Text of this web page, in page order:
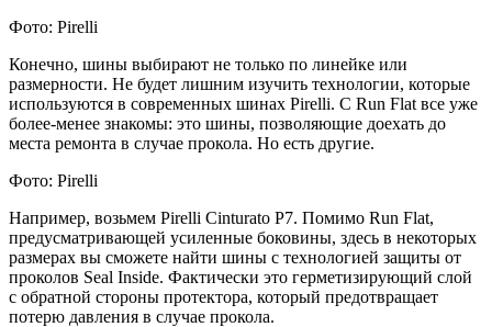
Фото: Pirelli
Конечно, шины выбирают не только по линейке или
размерности. Не будет лишним изучить технологии, которые
используются в современных шинах Pirelli. C Run Flat все уже
более-менее знакомы: это шины, позволяющие доехать до
места ремонта в случае прокола. Но есть другие.
Фото: Pirelli
Например, возьмем Pirelli Cinturato P7. Помимо Run Flat,
предусматривающей усиленные боковины, здесь в некоторых
размерах вы сможете найти шины с технологией защиты от
проколов Seal Inside. Фактически это герметизирующий слой
с обратной стороны протектора, который предотвращает
потерю давления в случае прокола.